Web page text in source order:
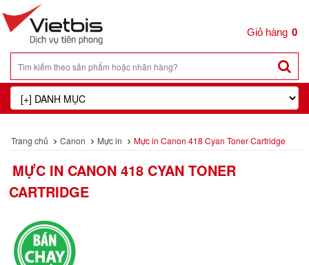
0
Trang chủ Canon Mực in Mực in Canon 418 Cyan Toner Cartridge
MỰC IN CANON 418 CYAN TONER
CARTRIDGE